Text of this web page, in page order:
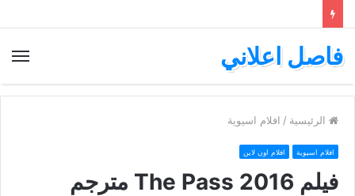
فاصل اعلاني
الرئيسية / افلام اسيوية
افلام اسيوية افلام اون لاين
فيلم The Pass 2016 مترجم